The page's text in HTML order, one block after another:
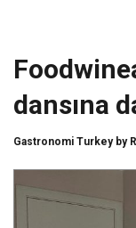
dansına
Gastronomi Turkey by